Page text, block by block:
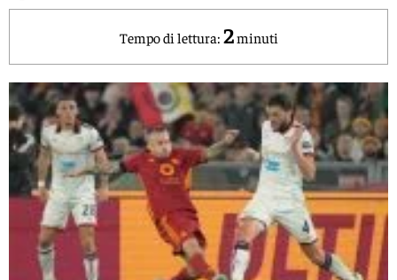
Tempo di lettura: 2minuti